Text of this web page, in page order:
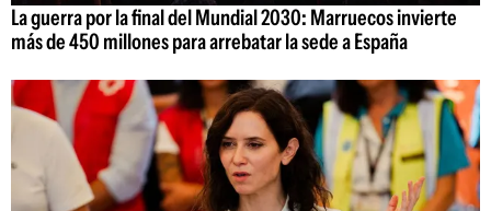
La guerra por la final del Mundial 2030: Marruecos invierte
más de 450 millones para arrebatar la sede a España